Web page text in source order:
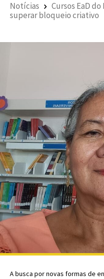
Notícias
Cursos EaD
superar bloqueio criativo
A busca por novas formas de